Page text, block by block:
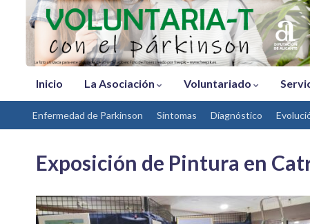
Inicio La Asociación Voluntariado
Enfermedad de Parkinson Síntomas Díagnóstico
Exposición de Pintura en